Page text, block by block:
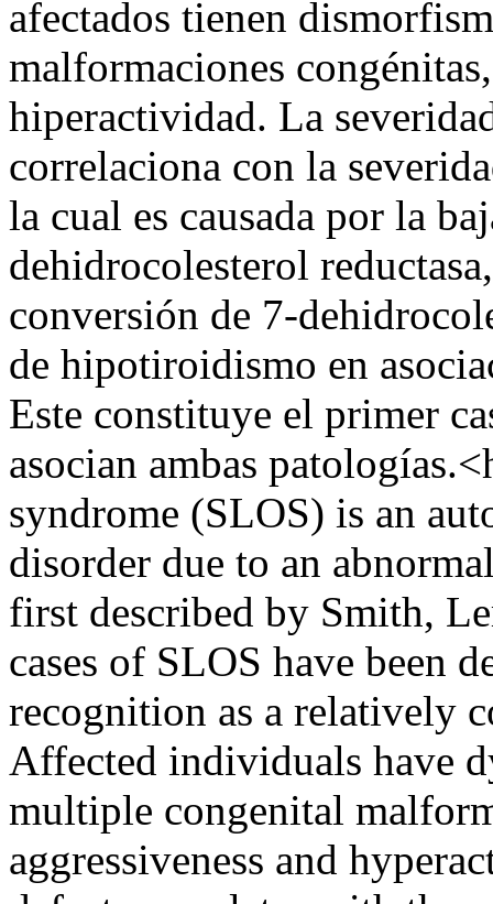
afectados tienen
malformaciones
hiperactividad. La
correlaciona con la
la cual es causada por la
dehidrocolesterol
conversión de 7-
de hipotiroidismo en
Este constituye el primer
asocian ambas
syndrome (SLOS) is an
disorder due to an
first described by Smith,
cases of SLOS have been
recognition as a relatively
Affected individuals have
multiple congenital
aggressiveness and